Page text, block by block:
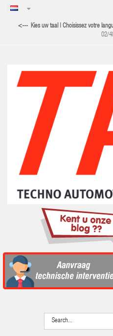
<--- Kies uw taal | Choisissez votre
02/